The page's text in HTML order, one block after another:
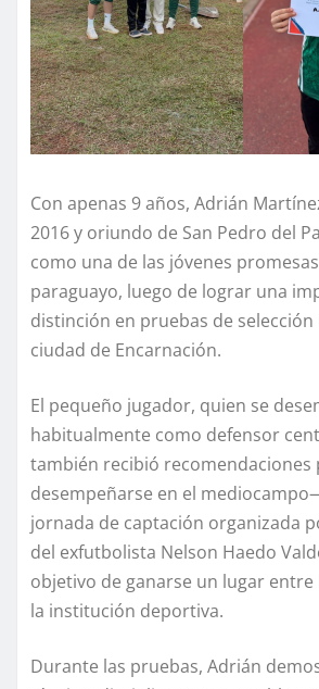
Con apenas 9 años, Adrián
2016 y oriundo de San Pedro del
como una de las jóvenes
paraguayo, luego de lograr una
distinción en pruebas de selección
ciudad de Encarnación.
El pequeño jugador, quien se
habitualmente como defensor
también recibió recomendaciones
desempeñarse en el
jornada de captación organizada
del exfutbolista Nelson Haedo
objetivo de ganarse un lugar entre
la institución deportiva.
Durante las pruebas, Adrián